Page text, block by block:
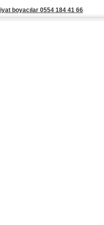
boyacılar 0554 184 41 66